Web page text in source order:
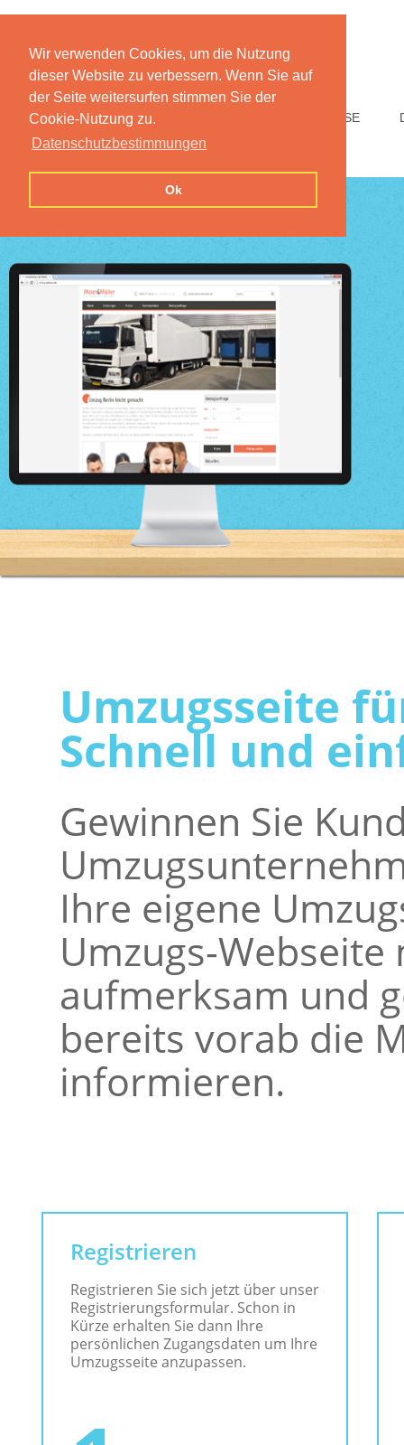
Wir verwenden Cookies, um die Nutzung
dieser Website zu verbessern. Wenn Sie auf
der Seite weitersurfen stimmen Sie der
Cookie-Nutzung zu.
Datenschutzbestimmungen
Ok
HOME PREISE
Umzugsseite
Schnell und
Gewinnen Sie
Ihre eigene
Umzugs-Webseite
aufmerksam und
bereits vorab die
informieren.
Registrieren
Registrieren Sie sich jetzt über unser
Registrierungsformular. Schon in
Kürze erhalten Sie dann Ihre
persönlichen Zugangsdaten um Ihre
Umzugsseite anzupassen.